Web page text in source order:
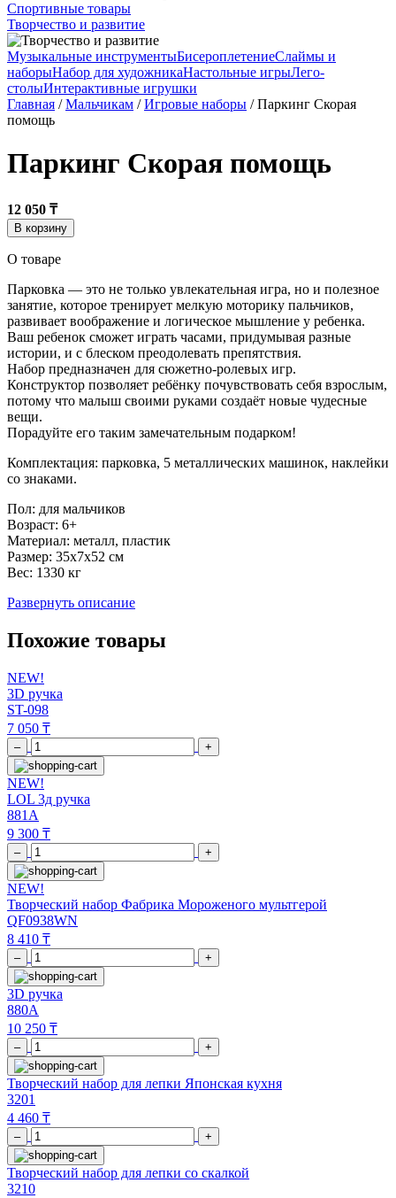
Спортивные товары
Творчество и развитие
Музыкальные инструментыБисероплетениеСлаймы и
наборыНабор для художникаНастольные игрыЛего-
столыИнтерактивные игрушки
Главная /Мальчикам /Игровые наборы / Паркинг Скорая
помощь
Паркинг Скорая помощь
12 050 ₸
В корзину
О товаре
Парковка — это не только увлекательная игра, но и полезное
занятие, которое тренирует мелкую моторику пальчиков,
развивает воображение и логическое мышление у ребенка.
Ваш ребенок сможет играть часами, придумывая разные
истории, и с блеском преодолевать препятствия.
Набор предназначен для сюжетно-ролевых игр.
Конструктор позволяет ребёнку почувствовать себя взрослым,
потому что малыш своими руками создаёт новые чудесные
вещи.
Порадуйте его таким замечательным подарком!
Комплектация: парковка, 5 металлических машинок, наклейки
со знаками.
Пол: для мальчиков
Возраст: 6+
Материал: металл, пластик
Размер: 35х7х52 см
Вес: 1330 кг
Развернуть описание
Похожие товары
NEW!
3D ручка
ST-098
7 050 ₸
– +
NEW!
LOL 3д ручка
881A
9 300 ₸
– +
NEW!
Творческий набор Фабрика Мороженого мультгерой
QF0938WN
8 410 ₸
– +
3D ручка
880A
10 250 ₸
– +
Творческий набор для лепки Японская кухня
3201
4 460 ₸
– +
Творческий набор для лепки со скалкой
3210